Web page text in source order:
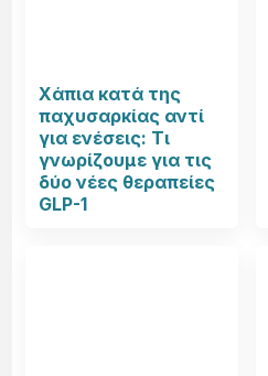
Χάπια κατά της
παχυσαρκίας αντί
για ενέσεις: Τι
γνωρίζουμε για τις
δύο νέες θεραπείες
GLP-1